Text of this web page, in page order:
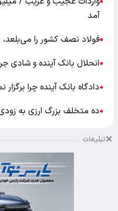
آمد
●فولاد نصف کشور را می‌بلعد،
●انحلال بانک آینده و شادی
●دادگاه بانک آینده چرا
●ده متخلف بزرگ ارزی به
تبلیغات